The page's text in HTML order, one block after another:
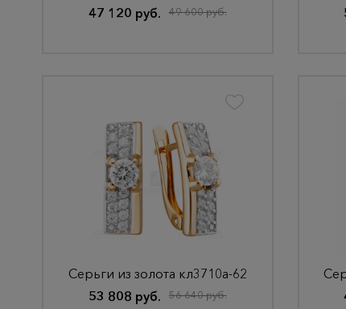
47 120 руб.
49 600 руб.
Серьги из золота кл3710а-62
53 808 руб.
56 640 руб.